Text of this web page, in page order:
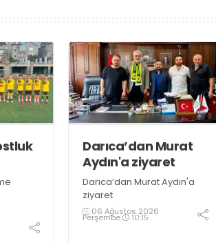
U11 ve
Darıca’dan Murat
Aydın'a ziyaret
Darıca’dan Murat Aydın'a
ziyaret
06 Ağustos 2026
Perşembe 10:15